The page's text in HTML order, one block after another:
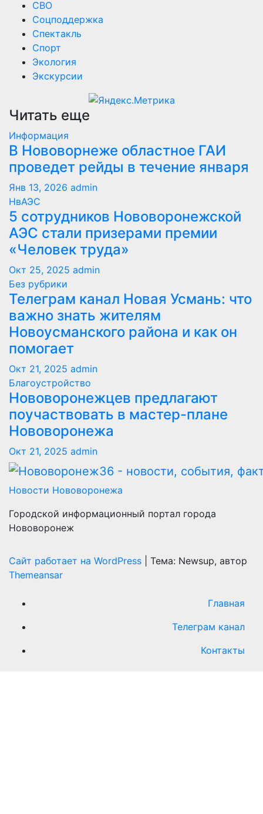
СВО
Соцподдержка
Спектакль
Спорт
Экология
Экскурсии
Читать еще
Информация
В Нововорнеже областное ГАИ
проведет рейды в течение января
Янв 13, 2026 admin
НвАЭС
5 сотрудников Нововоронежской
АЭС стали призерами премии
«Человек труда»
Окт 25, 2025 admin
Без рубрики
Телеграм канал Новая Усмань: что
важно знать жителям
Новоусманского района и как он
помогает
Окт 21, 2025 admin
Благоустройство
Нововоронежцев предлагают
поучаствовать в мастер-плане
Нововоронежа
Окт 21, 2025 admin
Новости Нововоронежа
Городской информационный портал города
Нововоронеж
Сайт работает на WordPress
Тема: Newsup, автор
Themeansar
Главная
Телеграм канал
Контакты